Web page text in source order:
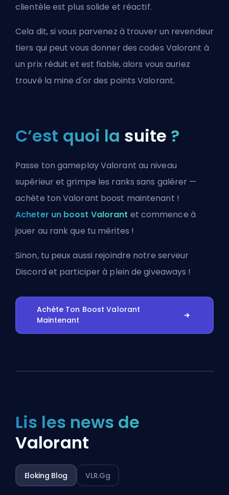
clientèle est plus solide et réactif.
Cela dit, si vous parvenez à trouver un revendeur
tiers qui peut vous donner des codes Valorant à
un prix réduit et est fiable, alors vous auriez
trouvé la mine d'or des points Valorant.
C’est quoi la suite ?
Passe ton gameplay Valorant au niveau
supérieur et grimpe les ranks sans galérer —
achète ton Valorant boost maintenant !
Acheter un boost Valorant et commence à
jouer au rank que tu mérites !
Sinon, tu peux aussi rejoindre notre serveur
Discord et participer à plein de giveaways !
Achète Ton Boost Valorant
Maintenant
Lis les news de
Valorant
Eloking Blog VLR.gg